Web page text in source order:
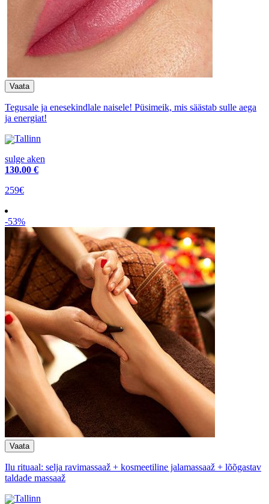
Tegusale ja enesekindlale naisele! Püsimeik, mis säästab sulle aega
ja energiat!
Tallinn
sulge aken
130.00 €
259€
-53%
Ilu rituaal: selja ravimassaaž + kosmeetiline jalamassaaž + lõõgastav
taldade massaaž
Tallinn